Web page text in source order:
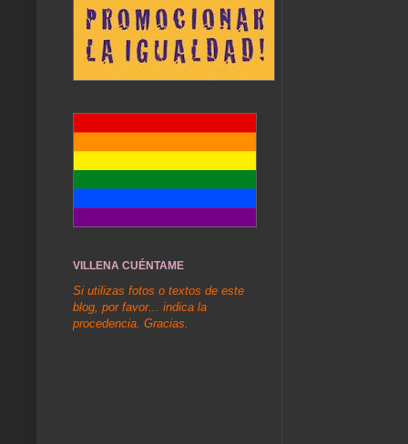
VILLENA CUÉNTAME
Si utilizas fotos o textos de este
blog, por favor... indica la
procedencia. Gracias.